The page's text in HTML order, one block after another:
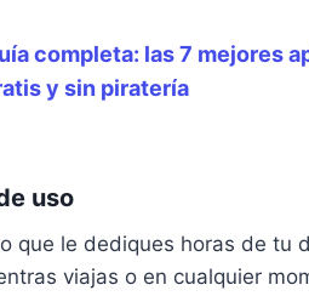
completa: las 7 mejores
y sin piratería
uso
que le dediques horas de tu
viajas o en cualquier